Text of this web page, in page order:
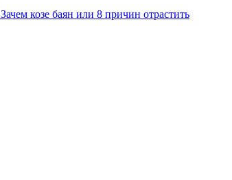
Зачем козе баян или 8 причин отрастить